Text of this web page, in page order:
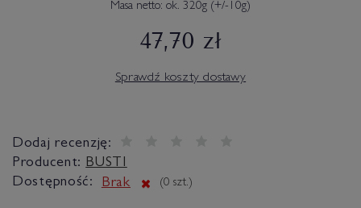
Masa netto: ok. 320g (+/-10g)
47,70 zł
Sprawdź koszty dostawy
Dodaj recenzję:
Producent: BUSTI
Dostępność:
Brak (0 szt.)